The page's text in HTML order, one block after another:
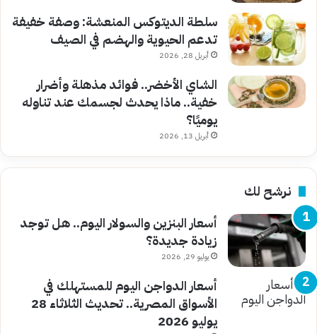
سلطة الديتوكس المنعشة: وصفة خفيفة
تدعم الحيوية والهضم في الصيف
أبريل 28, 2026
الشاي الأخضر.. فوائد مذهلة وأضرار
خفية.. ماذا يحدث لجسمك عند تناوله
يوميًا؟
أبريل 13, 2026
نرشح لك
أسعار البنزين والسولار اليوم.. هل توجد
زيادة جديدة؟
يوليو 29, 2026
أسعار الدواجن اليوم للمستهلك في
الأسواق المصرية.. تحديث الثلاثاء 28
يوليو 2026